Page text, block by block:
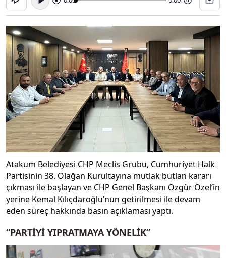
Atakum Belediyesi CHP Meclis Grubu, Cumhuriyet Halk
Partisinin 38. Olağan Kurultayına mutlak butlan kararı
çıkması ile başlayan ve CHP Genel Başkanı Özgür Özel’in
yerine Kemal Kılıçdaroğlu’nun getirilmesi ile devam
eden süreç hakkında basın açıklaması yaptı.
“PARTİYİ YIPRATMAYA YÖNELİK”